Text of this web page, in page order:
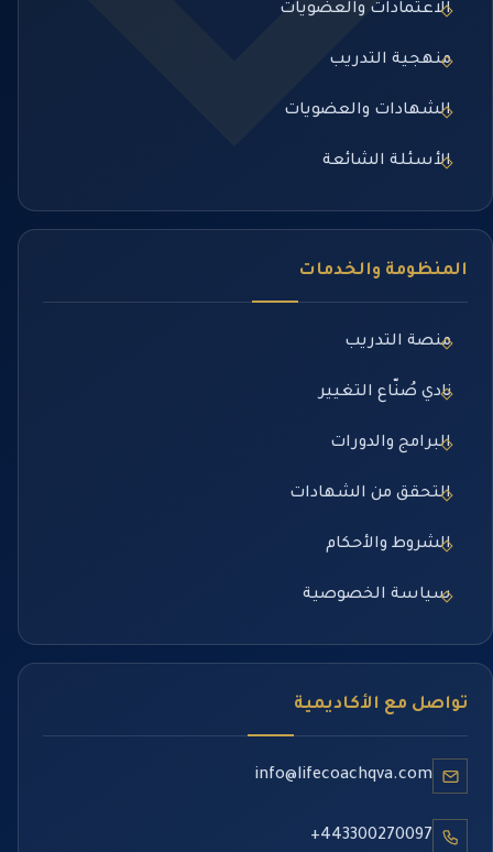
الاعتمادات والعضويات
منهجية التدريب
الشهادات والعضويات
الأسئلة الشائعة
المنظومة والخدمات
منصة التدريب
نادي صُنّاع التغيير
البرامج والدورات
التحقق من الشهادات
الشروط والأحكام
سياسة الخصوصية
تواصل مع الأكاديمية
info@lifecoachqva.com
+443300270097